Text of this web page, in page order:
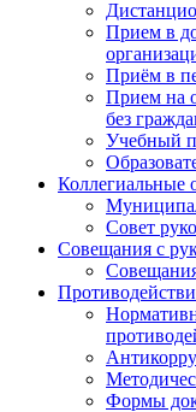
Прием в
Приём в
Прием на
без
Учебный
Коллегиальные
Совет
Совещания с
Формы